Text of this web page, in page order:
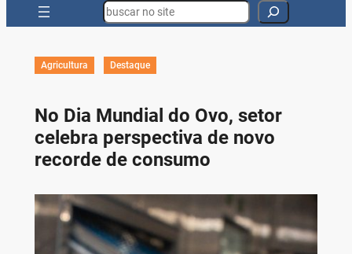
Search
Agricultura Destaque
No Dia Mundial do Ovo, setor
celebra perspectiva de novo
recorde de consumo